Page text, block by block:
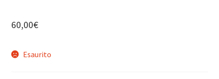
60,00€
Esaurito